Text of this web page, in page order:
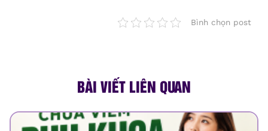
Bình chọn post
BÀI VIẾT LIÊN QUAN